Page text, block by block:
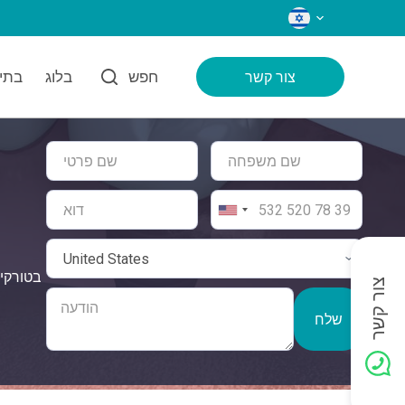
שפות
בלוג חפש צור קשר
שלח צור קשר